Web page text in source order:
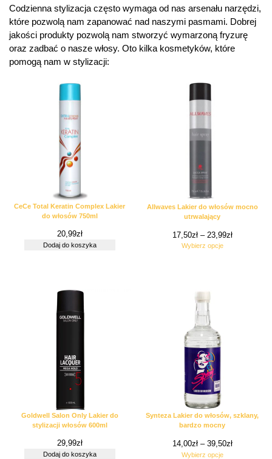
Codzienna stylizacja często wymaga od nas arsenału narzędzi,
które pozwolą nam zapanować nad naszymi pasmami. Dobrej
jakości produkty pozwolą nam stworzyć wymarzoną fryzurę
oraz zadbać o nasze włosy. Oto kilka kosmetyków, które
pomogą nam w stylizacji:
CeCe Total Keratin Complex Lakier
do włosów 750ml
20,99zł
Dodaj do koszyka
Allwaves Lakier do włosów mocno
utrwalający
17,50zł – 23,99zł
Wybierz opcje
Goldwell Salon Only Lakier do
stylizacji włosów 600ml
29,99zł
Dodaj do koszyka
Synteza Lakier do włosów, szklany,
bardzo mocny
14,00zł – 39,50zł
Wybierz opcje